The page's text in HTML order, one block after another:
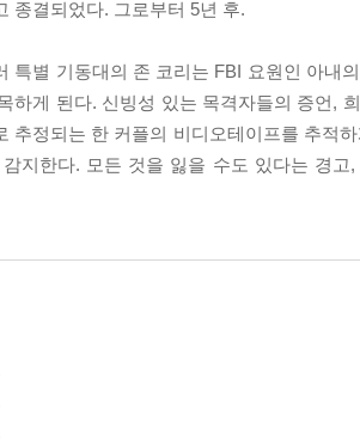
종결되었다. 그로부터 5년 후.
특별 기동대의 존 코리는 FBI 요원인 아내
하게 된다. 신빙성 있는 목격자들의 증언,
추정되는 한 커플의 비디오테이프를 추적
지한다. 모든 것을 잃을 수도 있다는 경